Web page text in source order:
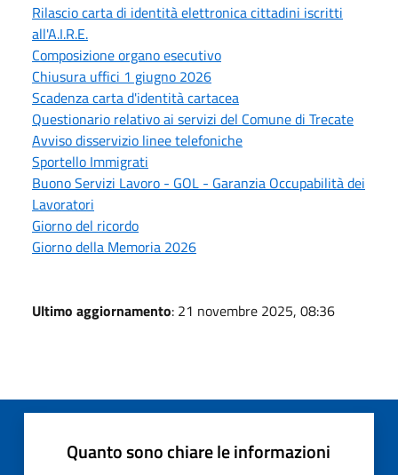
Rilascio carta di identità elettronica cittadini iscritti
all'A.I.R.E.
Composizione organo esecutivo
Chiusura uffici 1 giugno 2026
Scadenza carta d'identità cartacea
Questionario relativo ai servizi del Comune di Trecate
Avviso disservizio linee telefoniche
Sportello Immigrati
Buono Servizi Lavoro - GOL - Garanzia Occupabilità dei
Lavoratori
Giorno del ricordo
Giorno della Memoria 2026
Ultimo aggiornamento: 21 novembre 2025, 08:36
Quanto sono chiare le informazioni